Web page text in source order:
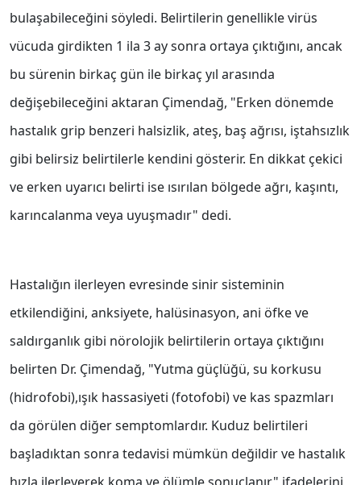
bulaşabileceğini söyledi. Belirtilerin genellikle virüs
vücuda girdikten 1 ila 3 ay sonra ortaya çıktığını, ancak
bu sürenin birkaç gün ile birkaç yıl arasında
değişebileceğini aktaran Çimendağ, "Erken dönemde
hastalık grip benzeri halsizlik, ateş, baş ağrısı, iştahsızlık
gibi belirsiz belirtilerle kendini gösterir. En dikkat çekici
ve erken uyarıcı belirti ise ısırılan bölgede ağrı, kaşıntı,
karıncalanma veya uyuşmadır" dedi.
Hastalığın ilerleyen evresinde sinir sisteminin
etkilendiğini, anksiyete, halüsinasyon, ani öfke ve
saldırganlık gibi nörolojik belirtilerin ortaya çıktığını
belirten Dr. Çimendağ, "Yutma güçlüğü, su korkusu
(hidrofobi),ışık hassasiyeti (fotofobi) ve kas spazmları
da görülen diğer semptomlardır. Kuduz belirtileri
başladıktan sonra tedavisi mümkün değildir ve hastalık